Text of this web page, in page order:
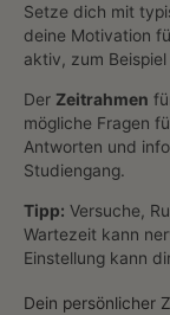
Setze dich mit
deine Motivation
aktiv, zum
Der Zeitrahmen
mögliche Fragen
Antworten und
Studiengang.
Tipp: Versuche,
Wartezeit kann
Einstellung kann
Dein persönlicher